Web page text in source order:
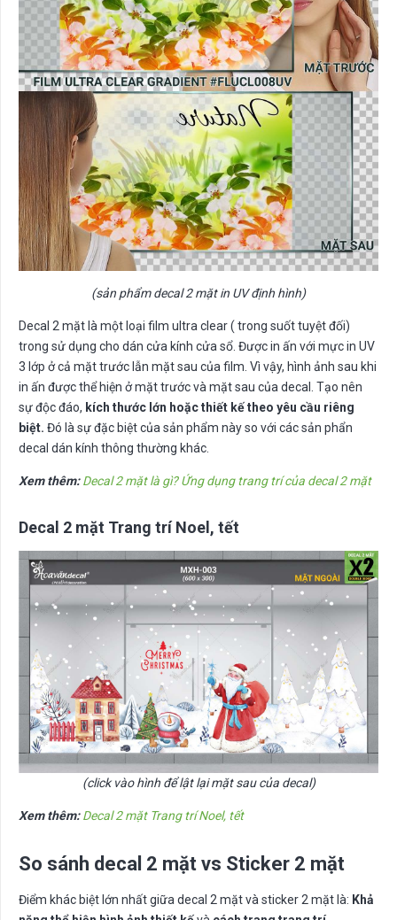
(sản phẩm decal 2 mặt in UV định hình)
Decal 2 mặt là một loại film ultra clear ( trong suốt tuyệt đối)
trong sử dụng cho dán cửa kính cửa sổ. Được in ấn với mực in UV
3 lớp ở cả mặt trước lẫn mặt sau của film. Vì vậy, hình ảnh sau khi
in ấn được thể hiện ở mặt trước và mặt sau của decal. Tạo nên
sự độc đáo, kích thước lớn hoặc thiết kế theo yêu cầu riêng
biệt. Đó là sự đặc biệt của sản phẩm này so với các sản phẩn
decal dán kính thông thường khác.
Xem thêm:Decal 2 mặt là gì? Ứng dụng trang trí của decal 2 mặt
Decal 2 mặt Trang trí Noel, tết
(click vào hình để lật lại mặt sau của decal)
Xem thêm: Decal 2 mặt Trang trí Noel, tết
So sánh decal 2 mặt vs Sticker 2 mặt
Điểm khác biệt lớn nhất giữa decal 2 mặt và sticker 2 mặt là: Khả